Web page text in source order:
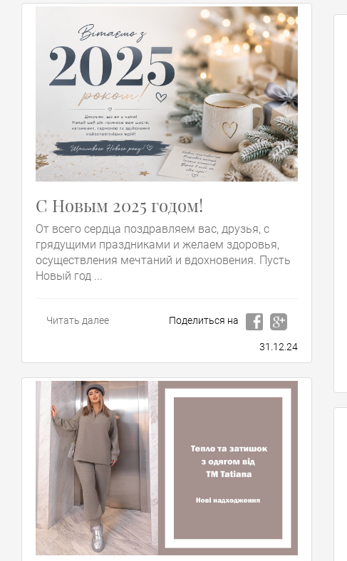
С Новым 2025 годом!
От всего сердца поздравляем вас, друзья, с
грядущими праздниками и желаем здоровья,
осуществления мечтаний и вдохновения. Пусть
Новый год ...
Читать далее Поделиться на
31.12.24